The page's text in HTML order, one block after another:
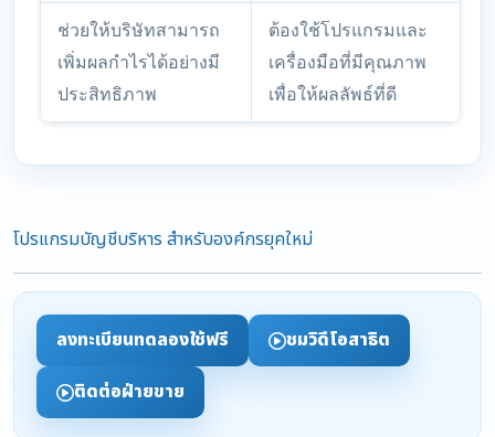
ช่วยให้บริษัทสามารถ
เพิ่มผลกำไรได้อย่างมี
ประสิทธิภาพ
ต้องใช้โปรแกรมและ
เครื่องมือที่มีคุณภาพ
เพื่อให้ผลลัพธ์ที่ดี
โปรแกรมบัญชีบริหาร สำหรับองค์กรยุคใหม่
ลงทะเบียนทดลองใช้ฟรี
ชมวิดีโอสาธิต
ติดต่อฝ่ายขาย